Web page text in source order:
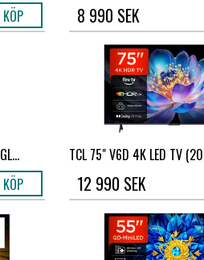
KÖP 8 990 SEK
KÖP
TCL 75" V6D 4K LED TV
12 990 SEK